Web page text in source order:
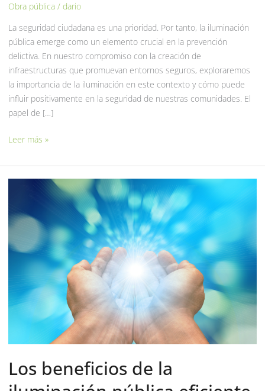
Obra pública / dario
La seguridad ciudadana es una prioridad. Por tanto, la iluminación
pública emerge como un elemento crucial en la prevención
delictiva. En nuestro compromiso con la creación de
infraestructuras que promuevan entornos seguros, exploraremos
la importancia de la iluminación en este contexto y cómo puede
influir positivamente en la seguridad de nuestras comunidades. El
papel de […]
Leer más »
Los beneficios de la
de
la
iluminación
pública